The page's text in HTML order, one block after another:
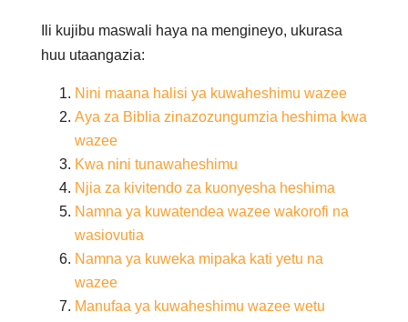
Ili kujibu maswali haya na mengineyo, ukurasa
huu utaangazia:
Nini maana halisi ya kuwaheshimu wazee
Aya za Biblia zinazozungumzia heshima kwa
wazee
Kwa nini tunawaheshimu
Njia za kivitendo za kuonyesha heshima
Namna ya kuwatendea wazee wakorofi na
wasiovutia
Namna ya kuweka mipaka kati yetu na
wazee
Manufaa ya kuwaheshimu wazee wetu